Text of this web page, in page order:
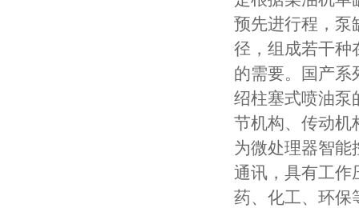
预先进行程，泵
径，组成若干种
的需要。国产系
绍柱塞式喷油泵
节机构、传动机
为微处理器智
通讯，具有工作
药、化工、环